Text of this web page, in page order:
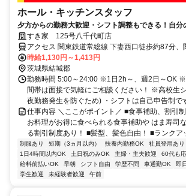
ホール・キッチンスタッフ
夕方からの勤務大歓迎・シフト調整もできる！自分
場がここにある◎
すき家 125号八千代町店
アクセス 関東鉄道常総線 下妻西口徒歩約87分、
徒歩約115分 125号線、菅谷十字路交差点スグ
時給1,130円～1,413円
茨城県結城郡
勤務時間 5:00～24:00 ※1日2h～、週2日～OK
間帯は面接で気軽にご相談ください！ ※高校生
夜勤務発生を防ぐため) ・シフトは自己申告制で
仕事内容 ＼ここがポイント／ ■食事補助、割引
お料理がお得に食べられる食事補助や はま寿司
る割引制度あり！ ■髪型、髪色自由！ ■ランクア
制服あり 短期（3ヵ月以内） 扶養内勤務OK 社員登用あり
1日4時間以内OK
土日祝のみOK 主婦・主夫歓迎 60代も
給料前払いOK
早朝 シフト自由 学歴不問 車通勤OK 即
学生歓迎
未経験者歓迎 午前